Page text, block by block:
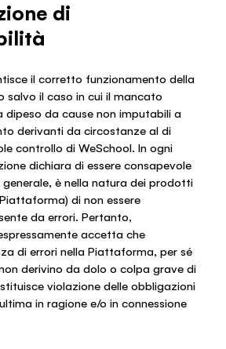
di
il corretto funzionamento della
il caso in cui il mancato
dipeso da cause non imputabili a
derivanti da circostanze al di
controllo di WeSchool. In ogni
dichiara di essere consapevole
è nella natura dei prodotti
di non essere
da errori. Pertanto,
accetta che
di errori nella Piattaforma, per sé
derivino da dolo o colpa grave di
violazione delle obbligazioni
in ragione e/o in connessione